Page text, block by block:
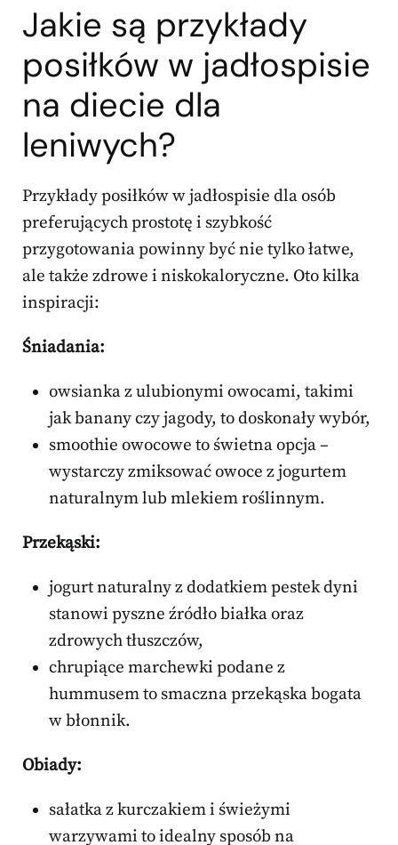
Jakie są przykłady
posiłków w jadłospisie
na diecie dla
leniwych?
Przykłady posiłków w jadłospisie dla osób
preferujących prostotę i szybkość
przygotowania powinny być nie tylko łatwe,
ale także zdrowe i niskokaloryczne. Oto kilka
inspiracji:
Śniadania:
owsianka z ulubionymi owocami, takimi
jak banany czy jagody, to doskonały wybór,
smoothie owocowe to świetna opcja –
wystarczy zmiksować owoce z jogurtem
naturalnym lub mlekiem roślinnym.
Przekąski:
jogurt naturalny z dodatkiem pestek dyni
stanowi pyszne źródło białka oraz
zdrowych tłuszczów,
chrupiące marchewki podane z
hummusem to smaczna przekąska bogata
w błonnik.
Obiady:
sałatka z kurczakiem i świeżymi
warzywami to idealny sposób na